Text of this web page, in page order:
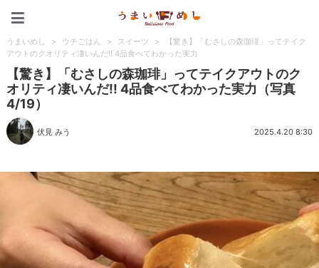
うまいめし > ウチごはん > スイーツ >
【驚き】「むさしの森珈琲」ってテイク
アウトのクオリティ凄いんだ!! 4品食べてわかった実力
【驚き】「むさしの森珈琲」ってテイクアウトのク
オリティ凄いんだ!! 4品食べてわかった実力（写真
4/19）
伏見 みう 2025.4.20 8:30